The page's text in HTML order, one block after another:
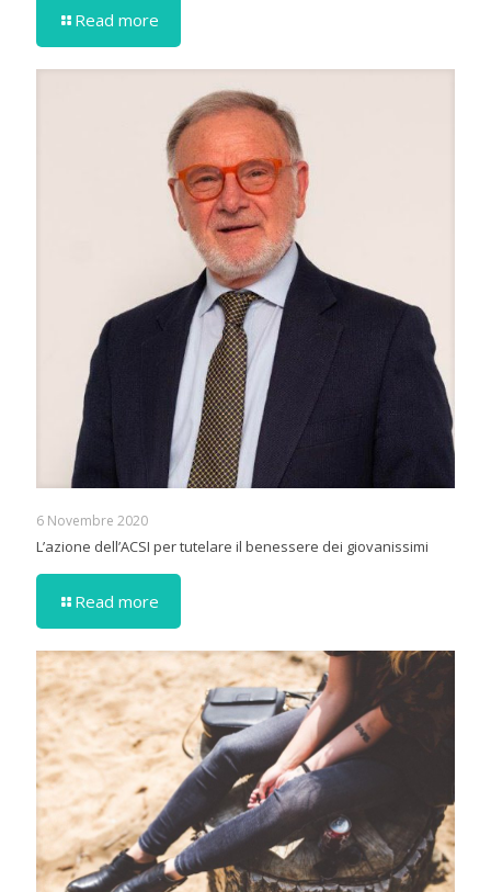
Read more
6 Novembre 2020
L’azione dell’ACSI per tutelare il benessere dei giovanissimi
Read more